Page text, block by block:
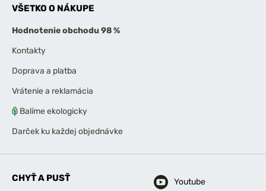
VŠETKO O NÁKUPE
Hodnotenie obchodu 98 %
Kontakty
Doprava a platba
Vrátenie a reklamácia
Balíme ekologicky
Darček ku každej objednávke
CHYŤ A PUSŤ
Youtube